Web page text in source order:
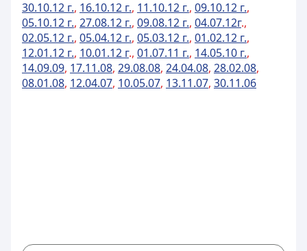
30.10.12 г., 16.10.12 г., 11.10.12 г., 09.10.12 г.,
05.10.12 г., 27.08.12 г., 09.08.12 г., 04.07.12г.,
02.05.12 г., 05.04.12 г., 05.03.12 г., 01.02.12 г.,
12.01.12 г., 10.01.12 г., 01.07.11 г., 14.05.10 г.,
14.09.09, 17.11.08, 29.08.08, 24.04.08, 28.02.08,
08.01.08, 12.04.07, 10.05.07, 13.11.07, 30.11.06